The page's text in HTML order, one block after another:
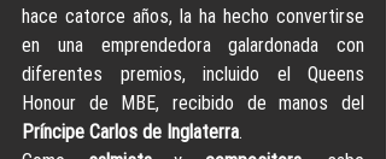
hace catorce años, la ha hecho convertirse
en una emprendedora galardonada con
diferentes premios, incluido el Queens
Príncipe Carlos de Inglaterra.